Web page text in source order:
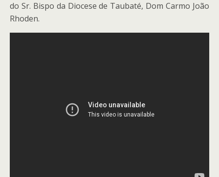
do Sr. Bispo da Diocese de Taubaté, Dom Carmo João
Rhoden.